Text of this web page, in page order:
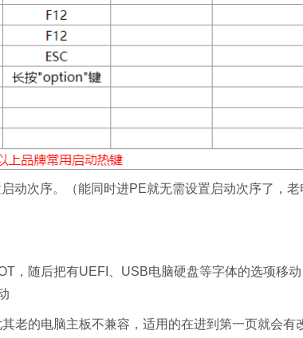
动次序。（能同时进PE就无需设置启动次序了，老
，随后把有UEFI、USB电脑硬盘等字体的选项移动
老的电脑主板不兼容，适用的在进到第一页就会有